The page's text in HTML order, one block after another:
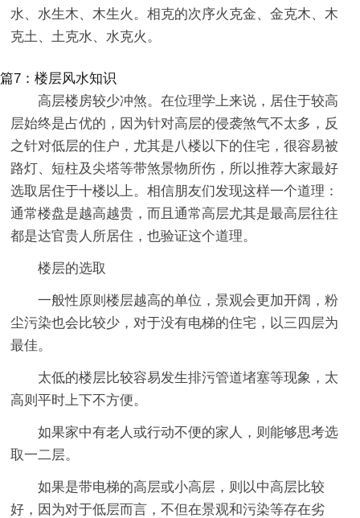
水、水生木、木生火。相克的次序火克金、金克木、木
克土、土克水、水克火。
篇7：楼层风水知识
高层楼房较少冲煞。在位理学上来说，居住于较高
层始终是占优的，因为针对高层的侵袭煞气不太多，反
之针对低层的住户，尤其是八楼以下的住宅，很容易被
路灯、短柱及尖塔等带煞景物所伤，所以推荐大家最好
选取居住于十楼以上。相信朋友们发现这样一个道理：
通常楼盘是越高越贵，而且通常高层尤其是最高层往往
都是达官贵人所居住，也验证这个道理。
楼层的选取
一般性原则楼层越高的单位，景观会更加开阔，粉
尘污染也会比较少，对于没有电梯的住宅，以三四层为
最佳。
太低的楼层比较容易发生排污管道堵塞等现象，太
高则平时上下不方便。
如果家中有老人或行动不便的家人，则能够思考选
取一二层。
如果是带电梯的高层或小高层，则以中高层比较
好，因为对于低层而言，不但在景观和污染等存在劣